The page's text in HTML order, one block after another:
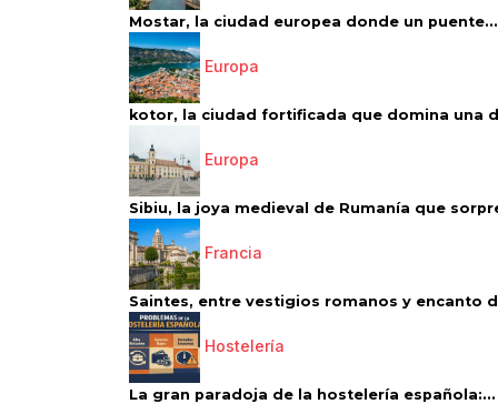
Mostar, la ciudad europea donde un puente...
Europa
kotor, la ciudad fortificada que domina una
Europa
Sibiu, la joya medieval de Rumanía que
Francia
Saintes, entre vestigios romanos y encanto
Hostelería
La gran paradoja de la hostelería española:...